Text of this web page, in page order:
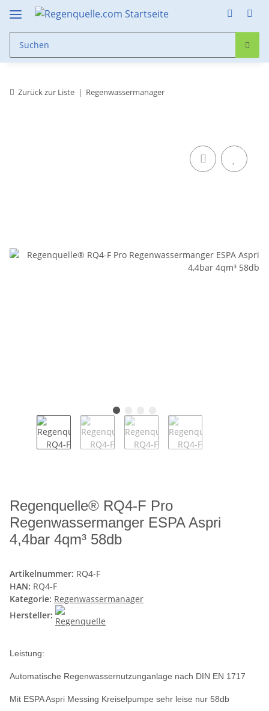
Zurück zur Liste Regenwassermanager
Regenquelle® RQ4-F Pro
Regenwassermanger ESPA Aspri
4,4bar 4qm³ 58db
Artikelnummer: RQ4-F
HAN: RQ4-F
Kategorie: Regenwassermanager
Hersteller:
Leistung:
Automatische Regenwassernutzunganlage nach DIN EN 1717
Mit ESPA Aspri Messing Kreiselpumpe sehr leise nur 58db